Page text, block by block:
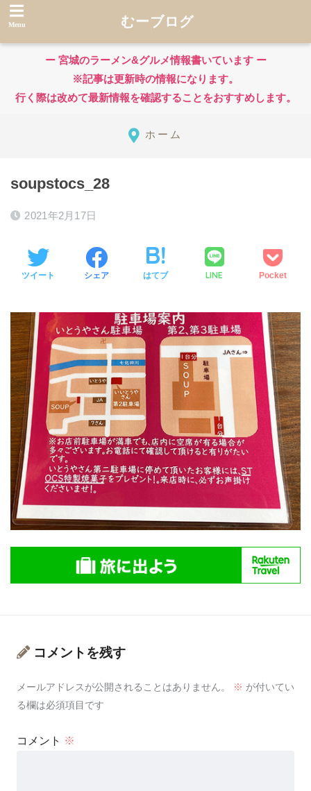
むーブログ
ー 宮城のラーメン&グルメ情報書いています ー
※記事は更新時の情報になります。
行く際は改めて最新情報を確認することをおすすめします。
ホーム
soupstocs_28
2021年2月17日
ツイート シェア はてブ LINE Pocket
コメントを残す
メールアドレスが公開されることはありません。 ※ が付いてい
る欄は必須項目です
コメント ※